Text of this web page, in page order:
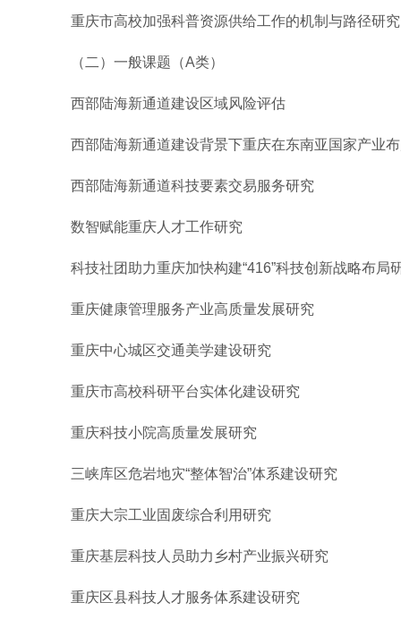
重庆市高校加强科普资源供给工作的机制与路径研究
（二）一般课题（A类）
西部陆海新通道建设区域风险评估
西部陆海新通道建设背景下重庆在东南亚国家产业
西部陆海新通道科技要素交易服务研究
数智赋能重庆人才工作研究
科技社团助力重庆加快构建“416”科技创新战略布局
重庆健康管理服务产业高质量发展研究
重庆中心城区交通美学建设研究
重庆市高校科研平台实体化建设研究
重庆科技小院高质量发展研究
三峡库区危岩地灾“整体智治”体系建设研究
重庆大宗工业固废综合利用研究
重庆基层科技人员助力乡村产业振兴研究
重庆区县科技人才服务体系建设研究